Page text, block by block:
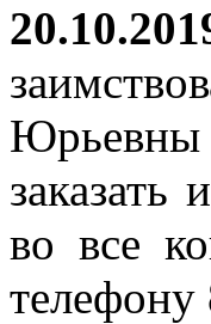
Юрьевны
во все